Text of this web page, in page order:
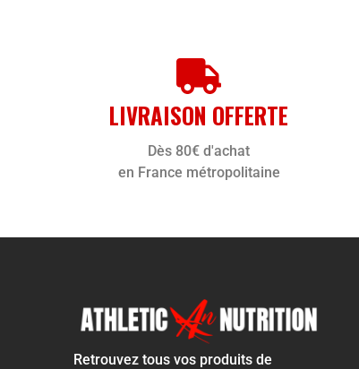
LIVRAISON OFFERTE
Dès 80€ d'achat
en France métropolitaine
Retrouvez tous vos produits de